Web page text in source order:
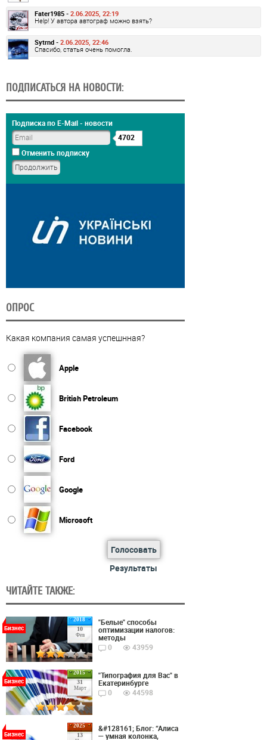
Fater1985 - 2.06.2025, 22:19
Help! У автора автограф можно взять?
Sytrnd - 2.06.2025, 22:46
Спасибо, статья очень помогла.
ПОДПИСАТЬСЯ НА НОВОСТИ:
Подписка по E-Mail - новости
4702
Отменить подписку
ОПРОС
Какая компания самая успешнная?
Apple
British Petroleum
Facebook
Ford
Google
Microsoft
Голосовать
Результаты
ЧИТАЙТЕ ТАКЖЕ:
2018
10
Фев
Бизнес
"Белые" способы
оптимизации налогов:
методы
0
43959
2015
31
Март
Бизнес
"Типография для Вас" в
Екатеринбурге
0
44598
2025
13
Бизнес
&#128161; Блог: “Алиса
— умная колонка,